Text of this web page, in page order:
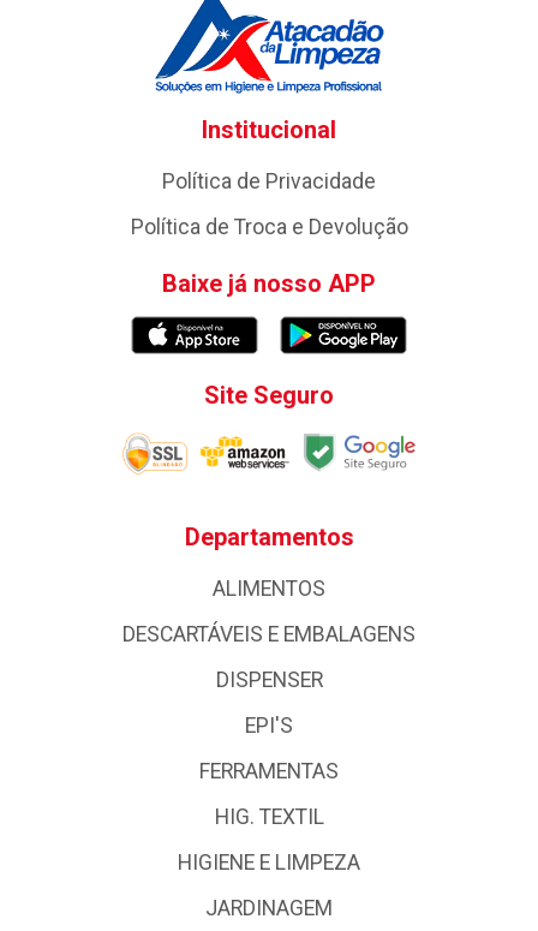
Institucional
Política de Privacidade
Política de Troca e Devolução
Baixe já nosso APP
Site Seguro
Departamentos
ALIMENTOS
DESCARTÁVEIS E EMBALAGENS
DISPENSER
EPI'S
FERRAMENTAS
HIG. TEXTIL
HIGIENE E LIMPEZA
JARDINAGEM